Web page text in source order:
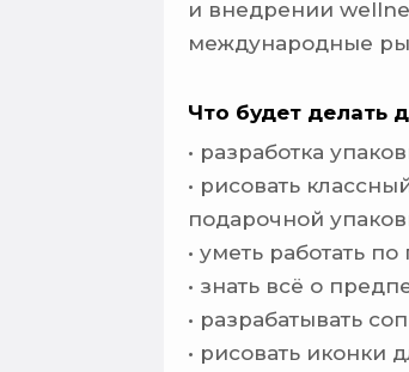
и внедрении
международные
Что будет делать
• разработка
• рисовать
подарочной
• уметь работать
• знать всё о
• разрабатывать
• рисовать иконки